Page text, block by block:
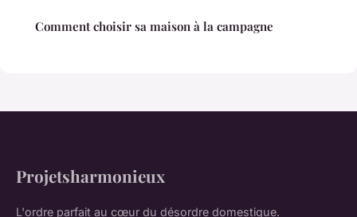
Comment choisir sa maison à la campagne
Projetsharmonieux
L'ordre parfait au cœur du désordre domestique.